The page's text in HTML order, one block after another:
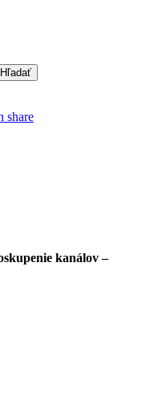
Hľadať
share
kanálov –